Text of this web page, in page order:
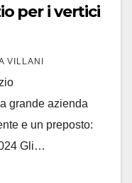
per i vertici
VILLANI
grande azienda
e un preposto:
Gli…